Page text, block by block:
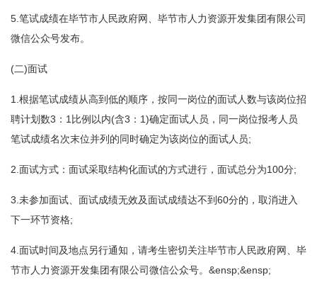
5.笔试成绩在毕节市人民政府网、毕节市人力资源开发集团有限公司
微信公众号发布。
(二)面试
1.根据笔试成绩从高到低的顺序，按同一岗位的面试人数与该岗位招
聘计划数3：1比例以内(含3：1)确定面试人员，同一岗位报考人员
笔试成绩名次末位并列的同时确定为该岗位的面试人员;
2.面试方式：面试采取结构化面试的方式进行，面试总分为100分;
3.未参加面试、面试成绩无效及面试成绩达不到60分的，取消进入
下一环节资格;
4.面试时间及地点另行通知，请考生密切关注毕节市人民政府网、毕
节市人力资源开发集团有限公司微信公众号。&ensp;&ensp;